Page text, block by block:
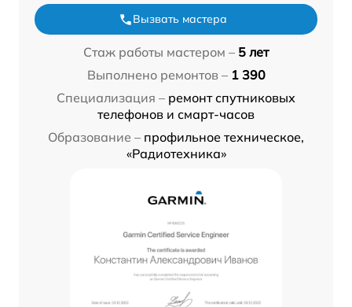
Вызвать мастера
Стаж работы мастером – 5 лет
Выполнено ремонтов – 1 390
Специализация – ремонт спутниковых
телефонов и смарт-часов
Образование – профильное техническое,
«Радиотехника»